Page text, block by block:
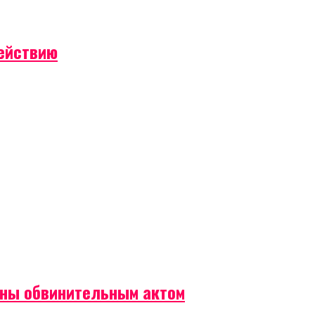
обвинительным актом